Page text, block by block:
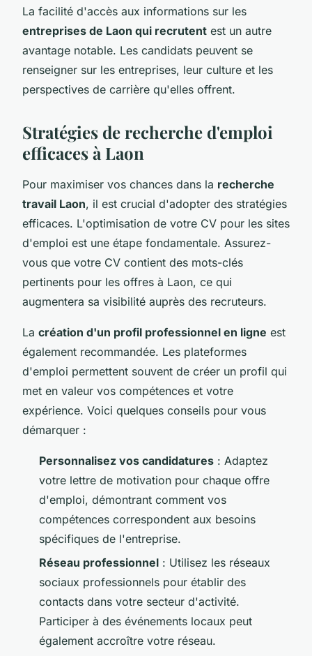
La facilité d'accès aux informations sur les
entreprises de Laon qui recrutent est un autre
avantage notable. Les candidats peuvent se
renseigner sur les entreprises, leur culture et les
perspectives de carrière qu'elles offrent.
Stratégies de recherche d'emploi
efficaces à Laon
Pour maximiser vos chances dans la recherche
travail Laon, il est crucial d'adopter des stratégies
efficaces. L'optimisation de votre CV pour les sites
d'emploi est une étape fondamentale. Assurez-
vous que votre CV contient des mots-clés
pertinents pour les offres à Laon, ce qui
augmentera sa visibilité auprès des recruteurs.
La création d'un profil professionnel en ligne est
également recommandée. Les plateformes
d'emploi permettent souvent de créer un profil qui
met en valeur vos compétences et votre
expérience. Voici quelques conseils pour vous
démarquer :
Personnalisez vos candidatures : Adaptez
votre lettre de motivation pour chaque offre
d'emploi, démontrant comment vos
compétences correspondent aux besoins
spécifiques de l'entreprise.
Réseau professionnel : Utilisez les réseaux
sociaux professionnels pour établir des
contacts dans votre secteur d'activité.
Participer à des événements locaux peut
également accroître votre réseau.